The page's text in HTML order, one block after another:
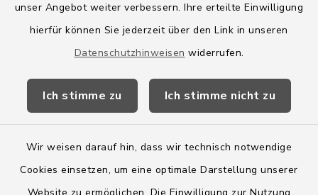
unser Angebot weiter verbessern. Ihre erteilte Einwilligung
hierfür können Sie jederzeit über den Link in unseren
Datenschutzhinweisen widerrufen.
Ich stimme zu Ich stimme nicht zu
Wir weisen darauf hin, dass wir technisch notwendige
Cookies einsetzen, um eine optimale Darstellung unserer
Amt Boostedt-Rickling
Amtsbroschüre
Wege-Zweckverband